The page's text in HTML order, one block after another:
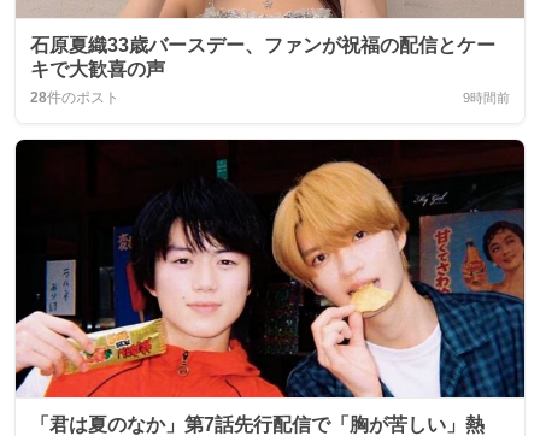
石原夏織33歳バースデー、ファンが祝福の配信とケー
キで大歓喜の声
28件のポスト 9時間前
「君は夏のなか」第7話先行配信で「胸が苦しい」熱